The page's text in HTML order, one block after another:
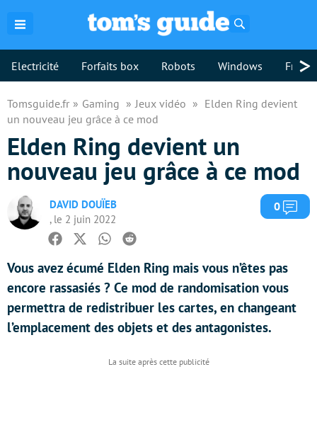
Electricité Forfaits box Robots Windows >
Tomsguide.fr Gaming Jeux vidéo
Elden Ring devient
un nouveau jeu grâce à ce mod
Elden Ring devient un
nouveau jeu grâce à ce mod
DAVID DOUÏEB
, le 2 juin 2022
0
Facebook
TwitterWhatsapp
Reddit
Vous avez écumé Elden Ring mais vous n’êtes pas
encore rassasiés ? Ce mod de randomisation vous
permettra de redistribuer les cartes, en changeant
l’emplacement des objets et des antagonistes.